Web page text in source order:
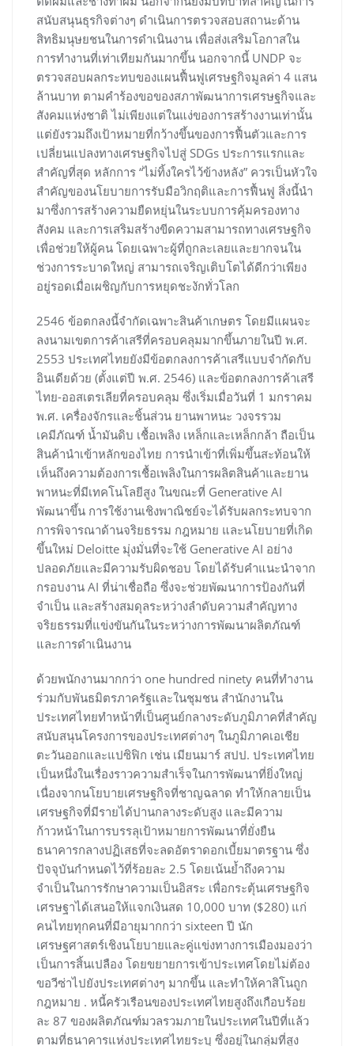
สนับสนุนธุรกิจต่างๆ ดำเนินการตรวจสอบสถานะด้าน
สิทธิมนุษยชนในการดำเนินงาน เพื่อส่งเสริมโอกาสใน
การทำงานที่เท่าเทียมกันมากขึ้น นอกจากนี้ UNDP จะ
ตรวจสอบผลกระทบของแผนฟื้นฟูเศรษฐกิจมูลค่า 4 แสน
ล้านบาท ตามคำร้องขอของสภาพัฒนาการเศรษฐกิจและ
สังคมแห่งชาติ ไม่เพียงแต่ในแง่ของการสร้างงานเท่านั้น
แต่ยังรวมถึงเป้าหมายที่กว้างขึ้นของการฟื้นตัวและการ
เปลี่ยนแปลงทางเศรษฐกิจไปสู่ SDGs ประการแรกและ
สำคัญที่สุด หลักการ “ไม่ทิ้งใครไว้ข้างหลัง” ควรเป็นหัวใจ
สำคัญของนโยบายการรับมือวิกฤติและการฟื้นฟู สิ่งนี้นำ
มาซึ่งการสร้างความยืดหยุ่นในระบบการคุ้มครองทาง
สังคม และการเสริมสร้างขีดความสามารถทางเศรษฐกิจ
เพื่อช่วยให้ผู้คน โดยเฉพาะผู้ที่ถูกละเลยและยากจนใน
ช่วงการระบาดใหญ่ สามารถเจริญเติบโตได้ดีกว่าเพียง
อยู่รอดเมื่อเผชิญกับการหยุดชะงักทั่วโลก
2546 ข้อตกลงนี้จำกัดเฉพาะสินค้าเกษตร โดยมีแผนจะ
ลงนามเขตการค้าเสรีที่ครอบคลุมมากขึ้นภายในปี พ.ศ.
2553 ประเทศไทยยังมีข้อตกลงการค้าเสรีแบบจำกัดกับ
อินเดียด้วย (ตั้งแต่ปี พ.ศ. 2546) และข้อตกลงการค้าเสรี
ไทย-ออสเตรเลียที่ครอบคลุม ซึ่งเริ่มเมื่อวันที่ 1 มกราคม
พ.ศ. เครื่องจักรและชิ้นส่วน ยานพาหนะ วงจรรวม
เคมีภัณฑ์ น้ำมันดิบ เชื้อเพลิง เหล็กและเหล็กกล้า ถือเป็น
สินค้านำเข้าหลักของไทย การนำเข้าที่เพิ่มขึ้นสะท้อนให้
เห็นถึงความต้องการเชื้อเพลิงในการผลิตสินค้าและยาน
พาหนะที่มีเทคโนโลยีสูง ในขณะที่ Generative AI
พัฒนาขึ้น การใช้งานเชิงพาณิชย์จะได้รับผลกระทบจาก
การพิจารณาด้านจริยธรรม กฎหมาย และนโยบายที่เกิด
ขึ้นใหม่ Deloitte มุ่งมั่นที่จะใช้ Generative AI อย่าง
ปลอดภัยและมีความรับผิดชอบ โดยได้รับคำแนะนำจาก
กรอบงาน AI ที่น่าเชื่อถือ ซึ่งจะช่วยพัฒนาการป้องกันที่
จำเป็น และสร้างสมดุลระหว่างลำดับความสำคัญทาง
จริยธรรมที่แข่งขันกันในระหว่างการพัฒนาผลิตภัณฑ์
และการดำเนินงาน
ด้วยพนักงานมากกว่า one hundred ninety คนที่ทำงาน
ร่วมกับพันธมิตรภาครัฐและในชุมชน สำนักงานใน
ประเทศไทยทำหน้าที่เป็นศูนย์กลางระดับภูมิภาคที่สำคัญ
สนับสนุนโครงการของประเทศต่างๆ ในภูมิภาคเอเชีย
ตะวันออกและแปซิฟิก เช่น เมียนมาร์ สปป. ประเทศไทย
เป็นหนึ่งในเรื่องราวความสำเร็จในการพัฒนาที่ยิ่งใหญ่
เนื่องจากนโยบายเศรษฐกิจที่ชาญฉลาด ทำให้กลายเป็น
เศรษฐกิจที่มีรายได้ปานกลางระดับสูง และมีความ
ก้าวหน้าในการบรรลุเป้าหมายการพัฒนาที่ยั่งยืน
ธนาคารกลางปฏิเสธที่จะลดอัตราดอกเบี้ยมาตรฐาน ซึ่ง
ปัจจุบันกำหนดไว้ที่ร้อยละ 2.5 โดยเน้นย้ำถึงความ
จำเป็นในการรักษาความเป็นอิสระ เพื่อกระตุ้นเศรษฐกิจ
เศรษฐาได้เสนอให้แจกเงินสด 10,000 บาท ($280) แก่
คนไทยทุกคนที่มีอายุมากกว่า sixteen ปี นัก
เศรษฐศาสตร์เชิงนโยบายและคู่แข่งทางการเมืองมองว่า
เป็นการสิ้นเปลือง โดยขยายการเข้าประเทศโดยไม่ต้อง
ขอวีซ่าไปยังประเทศต่างๆ มากขึ้น และทำให้คาสิโนถูก
กฎหมาย . หนี้ครัวเรือนของประเทศไทยสูงถึงเกือบร้อย
ละ 87 ของผลิตภัณฑ์มวลรวมภายในประเทศในปีที่แล้ว
ตามที่ธนาคารแห่งประเทศไทยระบุ ซึ่งอยู่ในกลุ่มที่สูง